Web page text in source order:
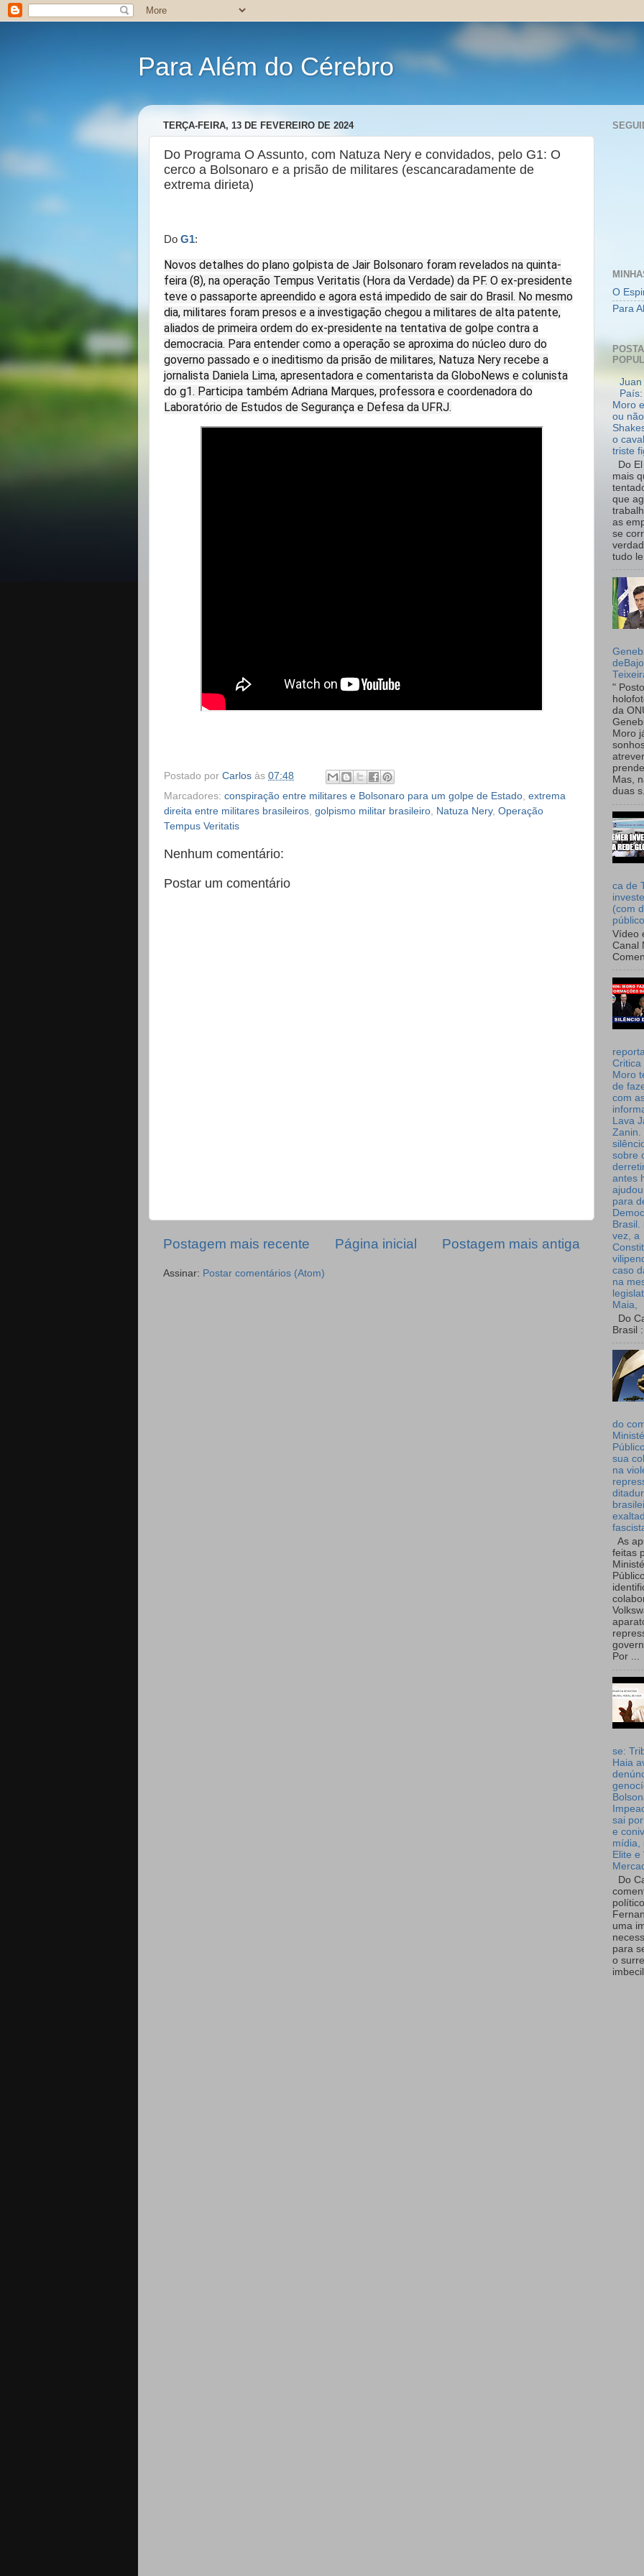
Para Além do Cérebro
TERÇA-FEIRA, 13 DE FEVEREIRO DE 2024
Do Programa O Assunto, com Natuza Nery e convidados, pelo G1: O
cerco a Bolsonaro e a prisão de militares (escancaradamente de
extrema dirieta)
Do G1:
Novos detalhes do plano golpista de Jair Bolsonaro foram revelados na quinta-
feira (8), na operação Tempus Veritatis (Hora da Verdade) da PF. O ex-presidente
teve o passaporte apreendido e agora está impedido de sair do Brasil. No mesmo
dia, militares foram presos e a investigação chegou a militares de alta patente,
aliados de primeira ordem do ex-presidente na tentativa de golpe contra a
democracia. Para entender como a operação se aproxima do núcleo duro do
governo passado e o ineditismo da prisão de militares, Natuza Nery recebe a
jornalista Daniela Lima, apresentadora e comentarista da GloboNews e colunista
do g1. Participa também Adriana Marques, professora e coordenadora do
Laboratório de Estudos de Segurança e Defesa da UFRJ.
Postado por Carlos às 07:48
Marcadores: conspiração entre militares e Bolsonaro para um golpe de Estado extrema
direita entre militares brasileiros golpismo militar brasileiro Natuza Nery, Operação
Tempus Veritatis
Nenhum comentário:
Postar um comentário
Postagem mais recente Postagem mais antiga
Página inicial
Assinar: Postar comentários (Atom)
O
Para
Juan
Moro
ou
o
triste
Do
mais
que
as
se
tudo
"
da
Moro
Mas,
duas
ca de
(com
Vídeo
Canal
Critica
Moro
de
com
Lava
Zanin.
sobre
antes
para
Brasil.
vez, a
caso
na
Maia,
Do
Brasil :
do
sua
na
As
feitas
Por ...
se:
Haia
sai
e
mídia,
Elite e
Do
uma
para
o